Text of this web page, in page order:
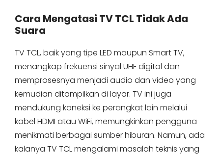
Cara Mengatasi TV TCL Tidak Ada
Suara
TV TCL, baik yang tipe LED maupun Smart TV,
menangkap frekuensi sinyal UHF digital dan
memprosesnya menjadi audio dan video yang
kemudian ditampilkan di layar. TV ini juga
mendukung koneksi ke perangkat lain melalui
kabel HDMI atau WiFi, memungkinkan pengguna
menikmati berbagai sumber hiburan. Namun, ada
kalanya TV TCL mengalami masalah teknis yang